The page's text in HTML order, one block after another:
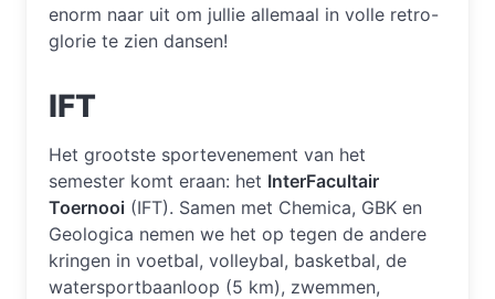
enorm naar uit om jullie allemaal in volle retro-
glorie te zien dansen!
IFT
Het grootste sportevenement van het
semester komt eraan: het InterFacultair
Toernooi (IFT). Samen met Chemica, GBK en
Geologica nemen we het op tegen de andere
kringen in voetbal, volleybal, basketbal, de
watersportbaanloop (5 km), zwemmen,